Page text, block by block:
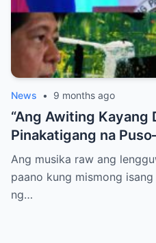
News • 9 months ago
“Ang Awiting Kayang
Pinakatigang na
Himig na
Pagkakawatak, at
Nakalimot Magmahal
Ang musika raw ang
paano kung mismong
ng…